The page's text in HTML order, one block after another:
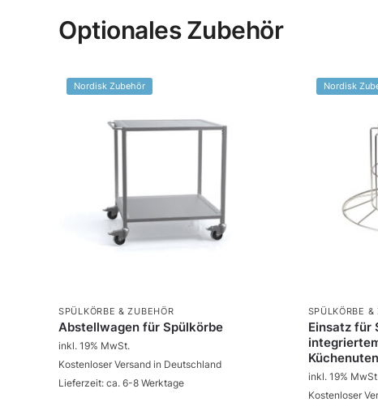
Optionales Zubehör
Nordisk Zubehör
SPÜLKÖRBE & ZUBEHÖR
Abstellwagen für Spülkörbe
inkl. 19% MwSt.
Kostenloser Versand in Deutschland
Lieferzeit: ca. 6-8 Werktage
Nordisk
SPÜLKÖRBE &
Einsatz für
inkl. 19% MwSt.
Kostenloser